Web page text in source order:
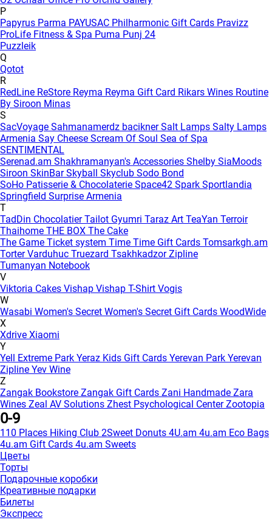
P
Papyrus Parma PAYUSAC Philharmonic Gift Cards Pravizz
ProLife Fitness & Spa Puma Punj 24
Puzzleik
Q
Qotot
R
RedLine ReStore Reyma Reyma Gift Card Rikars Wines Routine
By Siroon Minas
S
SacVoyage Sahmanamerdz baciknerSalt Lamps Salty Lamps
Armenia Say Cheese Scream Of Soul Sea of Spa
SENTIMENTAL
Serenad.am Shakhramanyan's Accessories Shelby SiaMoods
Siroon SkinBarSkyball Skyclub Sodo Bond
SoHo Patisserie & Chocolaterie Space42 Spark Sportlandia
Springfield Surprise Armenia
T
TadDin ChocolatierTailot Gyumri Taraz Art TeaYan Terroir
Thaihome THE BOX The Cake
The Game Ticket system Time Time Gift Cards Tomsarkgh.am
Torter Varduhuc Truezard Tsakhkadzor Zipline
Tumanyan Notebook
V
Viktoria Cakes Vishap Vishap T-Shirt Vogis
W
Wasabi Women's Secret Women's Secret Gift Cards WoodWide
X
Xdrive Xiaomi
Y
Yell Extreme Park Yeraz Kids Gift Cards Yerevan Park Yerevan
Zipline Yev Wine
Z
Zangak Bookstore Zangak Gift Cards Zani Handmade Zara
Wines Zeal AV Solutions Zhest Psychological CenterZootopia
0-9
110 Places Hiking Club 2Sweet Donuts 4U.am 4u.am Eco Bags
4u.am Gift Cards 4u.am Sweets
Цветы
Торты
Подарочные коробки
Креативные подарки
Билеты
Экспресс